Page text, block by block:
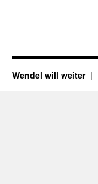
Wendel will weiter